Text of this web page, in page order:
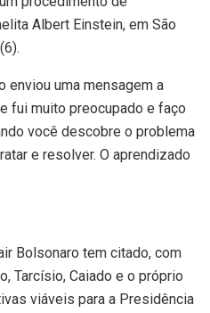
Albert Einstein, em São
enviou uma mensagem a
fui muito preocupado e faço
você descobre o problema
e resolver. O aprendizado
Bolsonaro tem citado, com
Tarcísio, Caiado e o próprio
viáveis para a Presidência